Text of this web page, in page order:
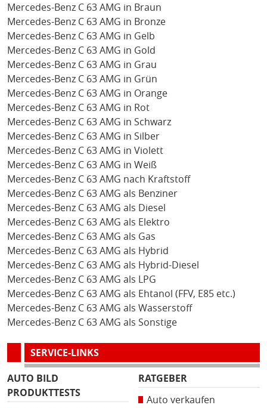
Mercedes-Benz C 63 AMG in Braun
Mercedes-Benz C 63 AMG in Bronze
Mercedes-Benz C 63 AMG in Gelb
Mercedes-Benz C 63 AMG in Gold
Mercedes-Benz C 63 AMG in Grau
Mercedes-Benz C 63 AMG in Grün
Mercedes-Benz C 63 AMG in Orange
Mercedes-Benz C 63 AMG in Rot
Mercedes-Benz C 63 AMG in Schwarz
Mercedes-Benz C 63 AMG in Silber
Mercedes-Benz C 63 AMG in Violett
Mercedes-Benz C 63 AMG in Weiß
Mercedes-Benz C 63 AMG nach Kraftstoff
Mercedes-Benz C 63 AMG als Benziner
Mercedes-Benz C 63 AMG als Diesel
Mercedes-Benz C 63 AMG als Elektro
Mercedes-Benz C 63 AMG als Gas
Mercedes-Benz C 63 AMG als Hybrid
Mercedes-Benz C 63 AMG als Hybrid-Diesel
Mercedes-Benz C 63 AMG als LPG
Mercedes-Benz C 63 AMG als Ehtanol (FFV, E85 etc.)
Mercedes-Benz C 63 AMG als Wasserstoff
Mercedes-Benz C 63 AMG als Sonstige
SERVICE-LINKS
AUTO BILD
PRODUKTTESTS
RATGEBER
Auto verkaufen